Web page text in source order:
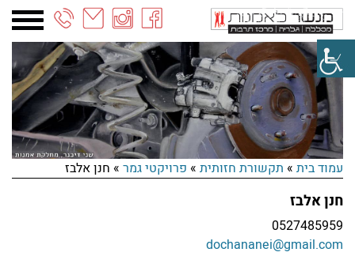
03-
6887090
עמוד בית » תקשורת חזותית » פרויקטי גמר » חנן אלבז
חנן אלבז
0527485959
dochananei@gmail.com
חדשות תקשורת חזותית || חודש יולי 2025
קרא עוד >